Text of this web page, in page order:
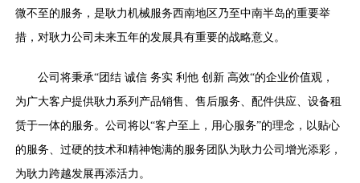
微不至的服务，是耿力机械服务西南地区乃至中南半岛的重要举
措，对耿力公司未来五年的发展具有重要的战略意义。
公司将秉承“团结 诚信 务实 利他 创新 高效“的企业价值观，
为广大客户提供耿力系列产品销售、售后服务、配件供应、设备租
赁于一体的服务。公司将以“客户至上，用心服务”的理念，以贴心
的服务、过硬的技术和精神饱满的服务团队为耿力公司增光添彩，
为耿力跨越发展再添活力 。